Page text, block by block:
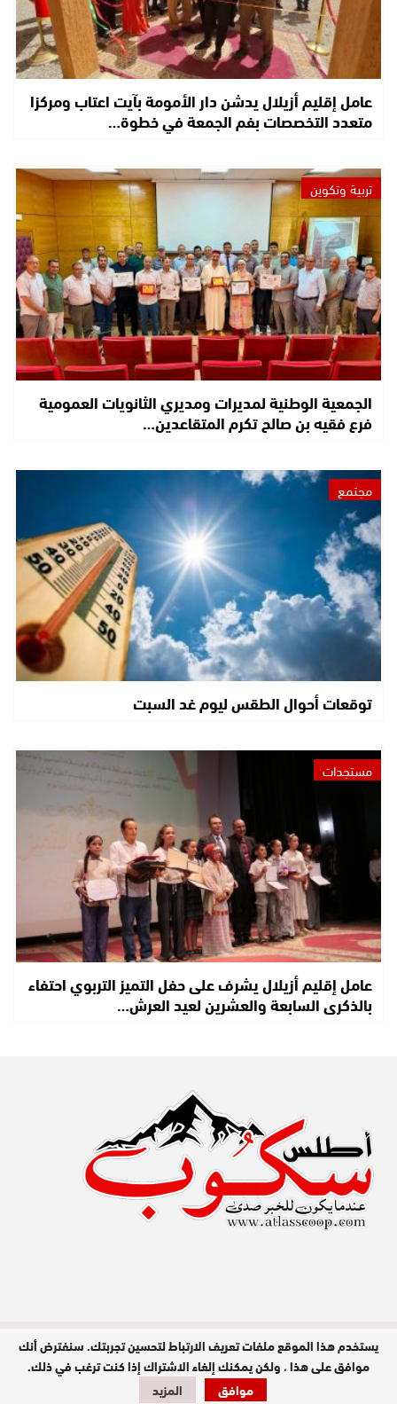
عامل إقليم أزيلال يدشن دار الأمومة بآيت اعتاب ومركزا
متعدد التخصصات بفم الجمعة في خطوة…
تربية وتكوين
الجمعية الوطنية لمديرات ومديري الثانويات العمومية
فرع فقيه بن صالح تكرم المتقاعدين…
مجتمع
توقعات أحوال الطقس ليوم غد السبت
مستجدات
عامل إقليم أزيلال يشرف على حفل التميز التربوي احتفاء
بالذكرى السابعة والعشرين لعيد العرش…
مدير النشر : عبد الله عزي / جميع الحقوق
محفوظة © 2026
تصميم وبرمجة
يستخدم هذا الموقع ملفات تعريف الارتباط لتحسين تجربتك. سنفترض أنك
موافق على هذا ، ولكن يمكنك إلغاء الاشتراك إذا كنت ترغب في ذلك.
موافق
المزيد